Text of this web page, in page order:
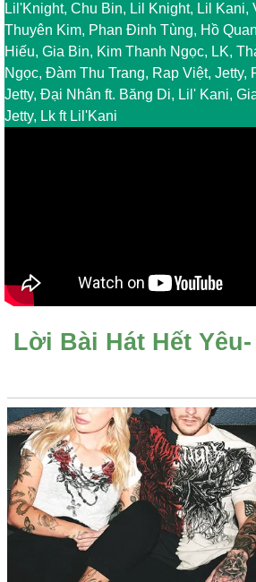
Lil'Knight, Chu Bin, Lil Knight, Lil Kani,
Thuyên Kim, Phan Đinh Tùng, Hồ
Hiếu, Gia Bin, Kim Thanh Ngọc, LK,
Ngọc, Đàm Thu Trang, Rap Việt, Jetty,
Jetty, Đại Nhân ft. Băng Di, Lil' Kani,
Jetty, Lk ft Lil'Kani
Lời Bài Hát Hết